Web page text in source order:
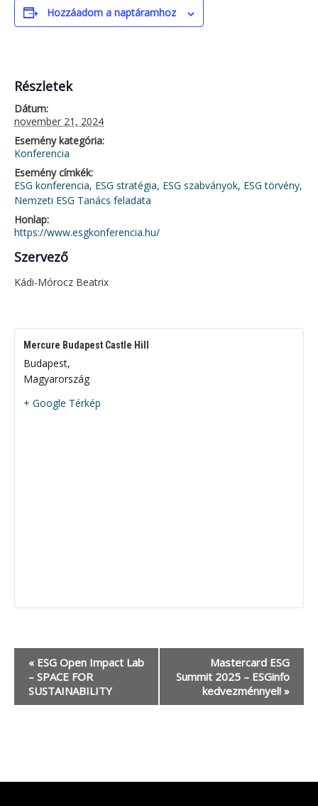
Hozzáadom a naptáramhoz
Részletek
Dátum:
november 21, 2024
Esemény kategória:
Konferencia
Esemény címkék:
ESG konferencia, ESG stratégia, ESG szabványok, ESG törvény,
Nemzeti ESG Tanács feladata
Honlap:
https://www.esgkonferencia.hu/
Szervező
Kádi-Mórocz Beatrix
Mercure Budapest Castle Hill
Budapest,
Magyarország
+ Google Térkép
Esemény
navigáció
« ESG Open Impact Lab
– SPACE FOR
SUSTAINABILITY
Mastercard ESG
Summit 2025 – ESGinfo
kedvezménnyel! »